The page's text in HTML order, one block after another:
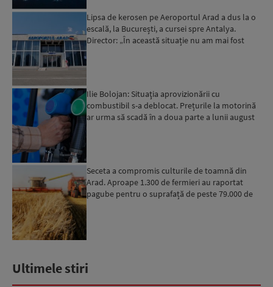
Lipsa de kerosen pe Aeroportul Arad a dus la o
escală, la București, a cursei spre Antalya.
Director: „În această situație nu am mai fost
Ilie Bolojan: Situaţia aprovizionării cu
combustibil s-a deblocat. Prețurile la motorină
ar urma să scadă în a doua parte a lunii august
Seceta a compromis culturile de toamnă din
Arad. Aproape 1.300 de fermieri au raportat
pagube pentru o suprafață de peste 79.000 de
Ultimele stiri